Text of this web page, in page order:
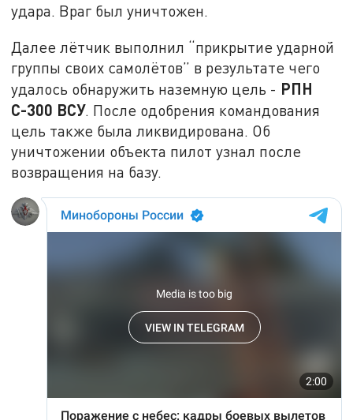
удара. Враг был уничтожен.
Далее лётчик выполнил “прикрытие ударной
группы своих самолётов” в результате чего
удалось обнаружить наземную цель - РПН
С-300 ВСУ. После одобрения командования
цель также была ликвидирована. Об
уничтожении объекта пилот узнал после
возвращения на базу.